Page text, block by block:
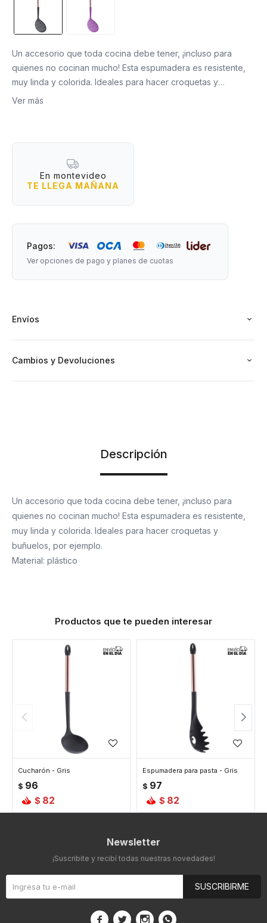
Un accesorio que toda cocina debe tener, ¡incluso para
quienes no cocinan mucho! Esta espumadera es resistente,
muy linda y colorida. Ideales para hacer croquetas y
buñuelos, por ejemplo.
Ver más
En montevideo
TE LLEGA MAÑANA
Pagos:
Ver opciones de pago y planes de cuotas
Envíos
Cambios y Devoluciones
Descripción
Un accesorio que toda cocina debe tener, ¡incluso para
quienes no cocinan mucho! Esta espumadera es resistente,
muy linda y colorida. Ideales para hacer croquetas y
buñuelos, por ejemplo.
Material: plástico
Productos que te pueden interesar
Cucharón - Gris
$ 96
$ 82
Espumadera para pasta - Gris
$ 97
$ 82
Newsletter
¡Suscribite y recibí todas nuestras novedades!
SUSCRIBIRME
   